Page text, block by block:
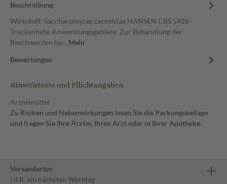
Beschreibung
Wirkstoff: Saccharomyces cerevisiae HANSEN CBS 5926-
Trockenhefe. Anwendungsgebiete: Zur Behandlung der
Beschwerden be… Mehr
Bewertungen
Hinweistexte und Pflichtangaben
Arzneimittel
Zu Risiken und Nebenwirkungen lesen Sie die Packungsbeilage
und fragen Sie Ihre Ärztin, Ihren Arzt oder in Ihrer Apotheke.
Versandarten
i.d.R. am nächsten Werktag